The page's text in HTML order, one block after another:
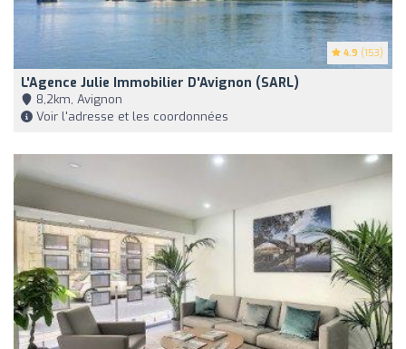
4.9 (153)
L'Agence Julie Immobilier D'Avignon (SARL)
8,2km, Avignon
Voir l'adresse et les coordonnées